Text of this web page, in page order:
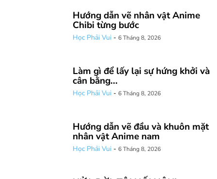
Hướng dẫn vẽ nhân vật Anime
Chibi từng bước
Học Phải Vui - 6 Tháng 8, 2026
Làm gì để lấy lại sự hứng khởi và
cân bằng...
Học Phải Vui - 6 Tháng 8, 2026
Hướng dẫn vẽ đầu và khuôn mặt
nhân vật Anime nam
Học Phải Vui - 6 Tháng 8, 2026